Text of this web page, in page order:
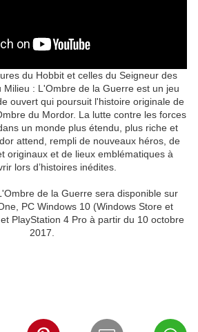
du Hobbit et celles du Seigneur des
Milieu : L'Ombre de la Guerre est un jeu
ouvert qui poursuit l'histoire originale de
du Mordor. La lutte contre les forces
un monde plus étendu, plus riche et
attend, rempli de nouveaux héros, de
originaux et de lieux emblématiques à
lors d’histoires inédites.
de la Guerre sera disponible sur
PC Windows 10 (Windows Store et
PlayStation 4 Pro à partir du 10 octobre
2017.